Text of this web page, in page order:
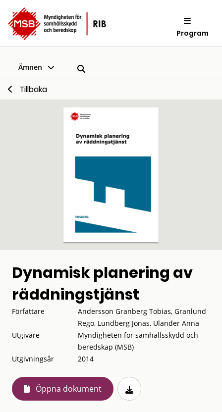
Program
Ämnen
Tillbaka
Dynamisk planering av
räddningstjänst
Författare
Andersson Granberg Tobias, Granlund
Rego, Lundberg Jonas, Ulander Anna
Utgivare
Myndigheten för samhällsskydd och
beredskap (MSB)
Utgivningsår
2014
Öppna dokument